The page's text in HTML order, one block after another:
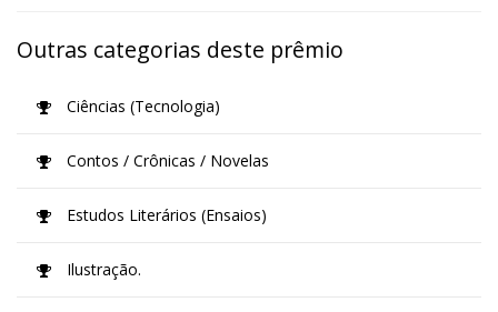
Outras categorias deste prêmio
Ciências (Tecnologia)
Contos / Crônicas / Novelas
Estudos Literários (Ensaios)
Ilustração.